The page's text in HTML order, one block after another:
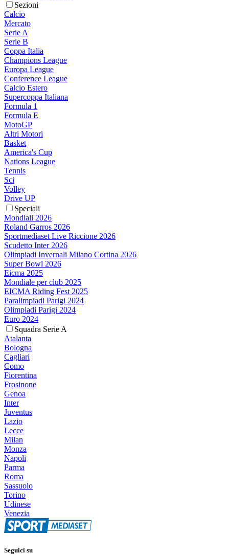
Sezioni
Calcio
Mercato
Serie A
Serie B
Coppa Italia
Champions League
Europa League
Conference League
Calcio Estero
Supercoppa Italiana
Formula 1
Formula E
MotoGP
Altri Motori
Basket
America's Cup
Nations League
Tennis
Sci
Volley
Drive UP
Speciali
Mondiali 2026
Roland Garros 2026
Sportmediaset Live Riccione 2026
Scudetto Inter 2026
Olimpiadi Invernali Milano Cortina 2026
Super Bowl 2026
Eicma 2025
Mondiale per club 2025
EICMA Riding Fest 2025
Paralimpiadi Parigi 2024
Olimpiadi Parigi 2024
Euro 2024
Squadra Serie A
Atalanta
Bologna
Cagliari
Como
Fiorentina
Frosinone
Genoa
Inter
Juventus
Lazio
Lecce
Milan
Monza
Napoli
Parma
Roma
Sassuolo
Torino
Udinese
Venezia
Seguici su